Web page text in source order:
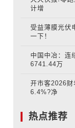
计增
受益薄膜光伏
一下！
中国中冶：连
6741.44万
开市客2026财
6.4%?净
热点推荐